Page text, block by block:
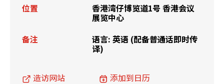
位置
香港湾仔博览道1号 香港会议
展览中心
备注
语言: 英语 (配备普通话即时传
译)
造访网站 添加到日历